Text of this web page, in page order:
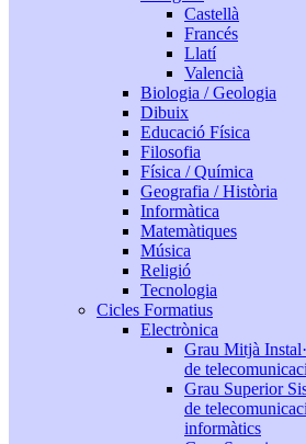
Castellà
Francés
Llatí
Valencià
Biologia / Geologia
Dibuix
Educació Física
Filosofia
Física / Química
Geografia / Història
Informàtica
Matemàtiques
Música
Religió
Tecnologia
Cicles Formatius
Electrònica
Grau Mitjà
de
Grau Superior
de
informàtics